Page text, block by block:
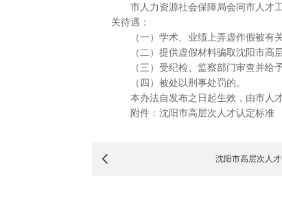
市人力资源社会保障局会同市人才工
关待遇：
（一）学术、业绩上弄虚作假被有关
（二）提供虚假材料骗取沈阳市高层
（三）受纪检、监察部门审查并给予
（四）被处以刑事处罚的。
本办法自发布之日起生效，由市人才
附件：沈阳市高层次人才认定标准
沈阳市高层次人